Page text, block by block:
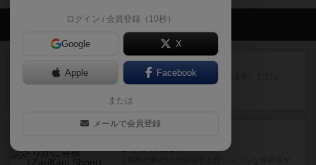
会員の新しい投稿
ふたつの街の物語
タイルを4×4で並べて街づくりします。ただし、
街は各プレイヤーの間にあ...
約2時間前
ルール/インスト
ログイン / 会員登録（10秒）
Google X
Apple Facebook
または
メールで会員登録